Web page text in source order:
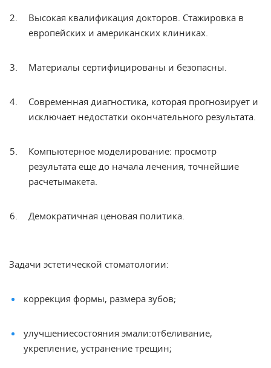
Высокая квалификация докторов. Стажировка в
европейских и американских клиниках.
Материалы сертифицированы и безопасны.
Современная диагностика, которая прогнозирует и
исключает недостатки окончательного результата.
Компьютерное моделирование: просмотр
результата еще до начала лечения, точнейшие
расчетымакета.
Демократичная ценовая политика.
Задачи эстетической стоматологии:
коррекция формы, размера зубов;
улучшениесостояния эмали:отбеливание,
укрепление, устранение трещин;